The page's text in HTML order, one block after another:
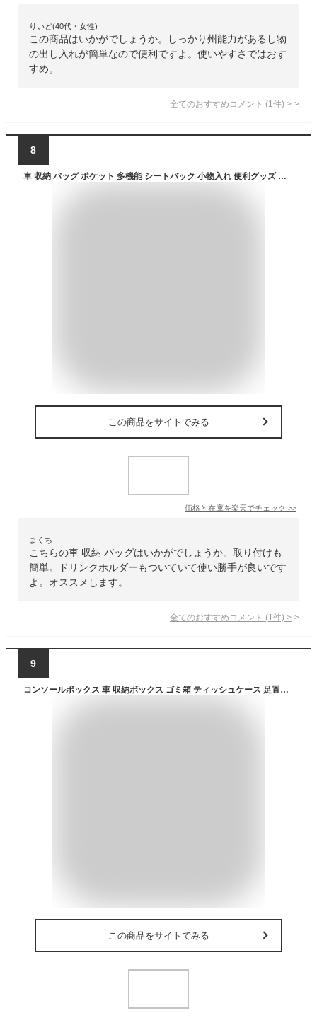
りいど(40代・女性)
この商品はいかがでしょうか。しっかり州能力があるし物
の出し入れが簡単なので便利ですよ。使いやすさではおす
すめ。
全てのおすすめコメント (1 件) >
8
車 収納 バッグ ポケット 多機能 シートバック 小物入れ 便利グッズ ネット 運転席 助手席 ミニバン 軽自動車 SUV ティッシュ スマホ ドリンクホルダー センターカーゴ LotNo.01
この商品をサイトでみる
価格と在庫を楽天でチェック >>
まくち
こちらの車 収納 バッグはいかがでしょうか。取り付けも
簡単。ドリンクホルダーもついていて使い勝手が良いです
よ。オススメします。
全てのおすすめコメント (1 件) >
9
コンソールボックス 車 収納ボックス ゴミ箱 ティッシュケース 足置き 4WAY 車内収納 小物入れ 荷物置き 車内整理 車中泊 便利グッズ 車収納ボックス 助手席 シートボックス 汎用 コンパクト 多機能 折り畳み 蓋付き Sサイズ
この商品をサイトでみる